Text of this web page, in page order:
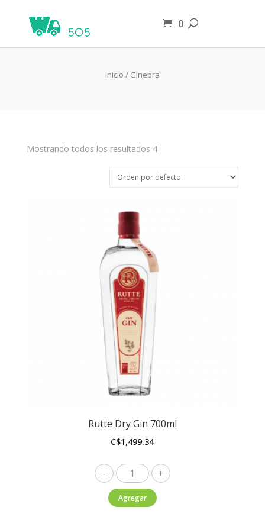
0
Inicio / Ginebra
Mostrando todos los resultados 4
Rutte Dry Gin 700ml
C$1,499.34
Rutte
Dry
Gin
Agregar